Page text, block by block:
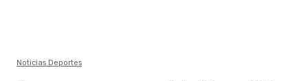
Noticias Deportes